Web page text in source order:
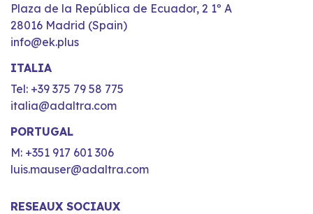
Plaza de la República de Ecuador, 2 1º A
28016 Madrid (Spain)
info@ek.plus
ITALIA
Tel: +39 375 79 58 775
italia@adaltra.com
PORTUGAL
M: +351 917 601 306
luis.mauser@adaltra.com
RESEAUX SOCIAUX